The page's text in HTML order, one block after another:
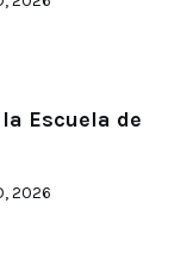
Escuela de
2026